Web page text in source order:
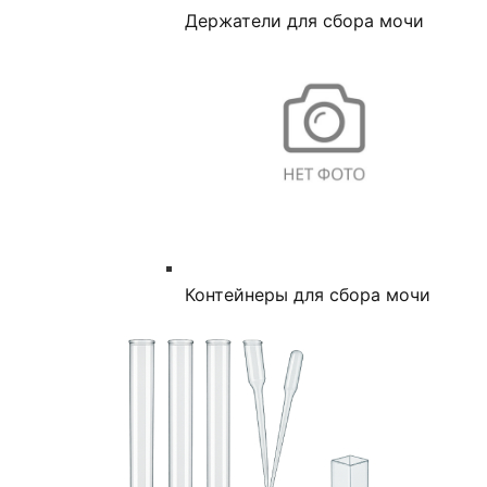
Держатели для сбора мочи
Контейнеры для сбора мочи